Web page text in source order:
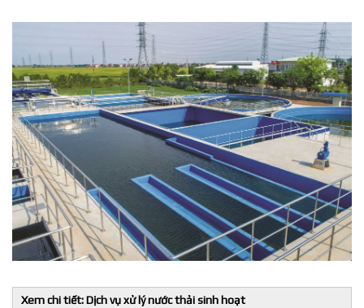
Xem chi tiết:Dịch vụ xử lý nước thải sinh hoạt